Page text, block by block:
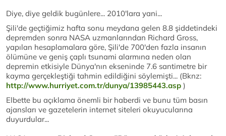
Diye, diye geldik bugünlere... 2010'lara yani...
Şili'de geçtiğimiz hafta sonu meydana gelen 8.8 şiddetindeki
depremden sonra NASA uzmanlarından Richard Gross,
yapılan hesaplamalara göre, Şili'de 700'den fazla insanın
ölümüne ve geniş çaplı tsunami alarmına neden olan
depremin etkisiyle Dünya'nın ekseninde 7.6 santimetre bir
kayma gerçekleştiği tahmin edildiğini söylemişti... (Bknz:
http://www.hurriyet.com.tr/dunya/13985443.asp )
Elbette bu açıklama önemli bir haberdi ve bunu tüm basın
ajansları ve gazetelerin internet siteleri okuyucularına
duyurdular...